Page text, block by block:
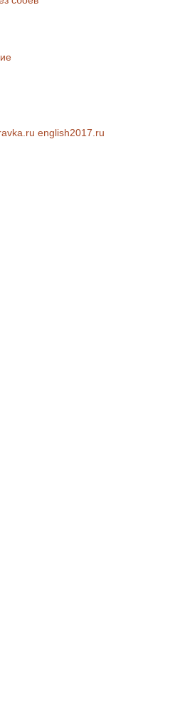
english2017.ru